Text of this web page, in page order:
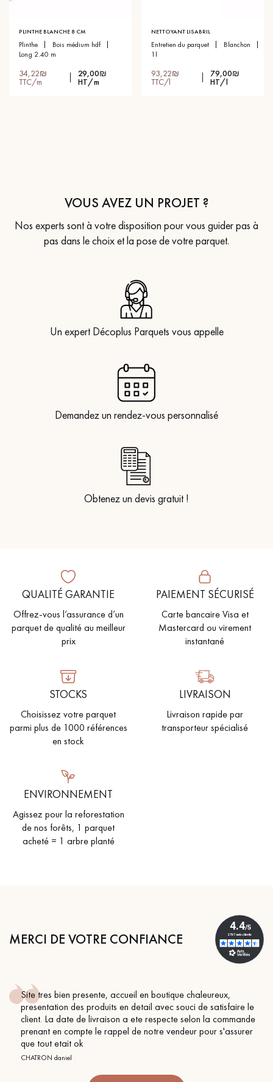
PLINTHE BLANCHE 8 CM
plinthe
bois médium hdf
long 2.40 m
34,22₪
TTC/m
29,00₪
HT/m
NETTOYANT LISABRIL
entretien du parquet
blanchon
1l
93,22₪
TTC/l
79,00₪
HT/l
VOUS AVEZ UN PROJET ?
Nos experts sont à votre disposition pour vous guider pas à
pas dans le choix et la pose de votre parquet.
Un expert Décoplus Parquets vous appelle
Demandez un rendez-vous personnalisé
Obtenez un devis gratuit !
QUALITÉ GARANTIE
Offrez-vous l’assurance d’un
parquet de qualité au meilleur
prix
PAIEMENT SÉCURISÉ
Carte bancaire Visa et
Mastercard ou virement
instantané
STOCKS
Choisissez votre parquet
parmi plus de 1000 références
en stock
LIVRAISON
Livraison rapide par
transporteur spécialisé
ENVIRONNEMENT
Agissez pour la reforestation
de nos forêts, 1 parquet
acheté = 1 arbre planté
MERCI DE VOTRE CONFIANCE
chaleureux,
souci de satisfaire le
selon la commande
pour s'assurer
Conseil parfait, échanges fluides. Je
BEILE FRANCK